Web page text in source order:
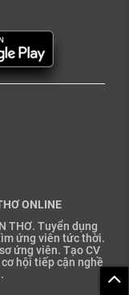
ONLINE
THƠ. Tuyển dụng
ứng viên tức thời.
ứng viên. Tạo CV
hội tiếp cận nghề